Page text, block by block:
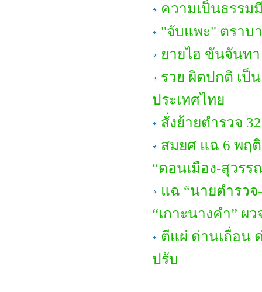
ความเป็นธรรม
"จับแพะ" ตราบ
ยายไฮ ขันจันท
รวย ผิดปกติ เป็
ประเทศไทย
สั่งย้ายตำรวจ
สมยศ แฉ 6 พฤ
“ดอนเมือง-สุวรร
แฉ “นายตำรว
“เกาะนางคำ” ผ
ตีแผ่ ด่านเถื่อน
ปรับ